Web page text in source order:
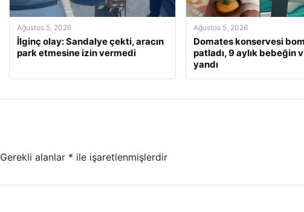
Ağustos 5, 2026
İlginç olay: Sandalye çekti, aracın
park etmesine izin vermedi
Ağustos 5, 2026
Domates konservesi
patladı, 9 aylık bebeğin
yandı
Gerekli alanlar * ile işaretlenmişlerdir